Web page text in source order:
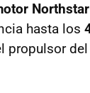
hasta los
propulsor del